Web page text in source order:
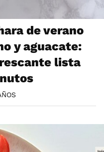
de verano
y aguacate:
lista